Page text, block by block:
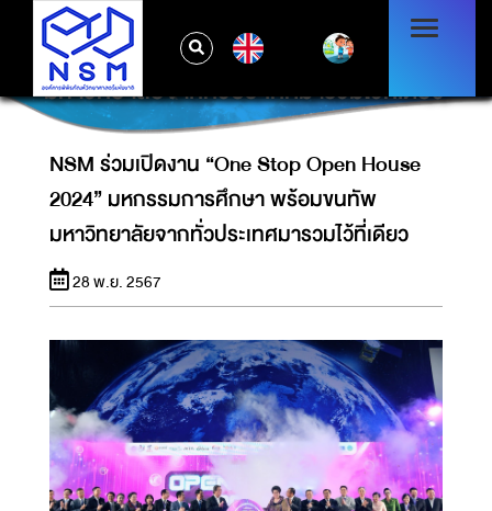
NSM ร่วมเปิดงาน “ONE STOP OPEN
HOUSE 2024” มหกรรมการศึกษา พร้อมขนทัพ
มหาวิทยาลัยจากทั่วประเทศมารวมไว้ที่เดียว
NSM ร่วมเปิดงาน “One Stop Open House
2024” มหกรรมการศึกษา พร้อมขนทัพ
มหาวิทยาลัยจากทั่วประเทศมารวมไว้ที่เดียว
28 พ.ย. 2567